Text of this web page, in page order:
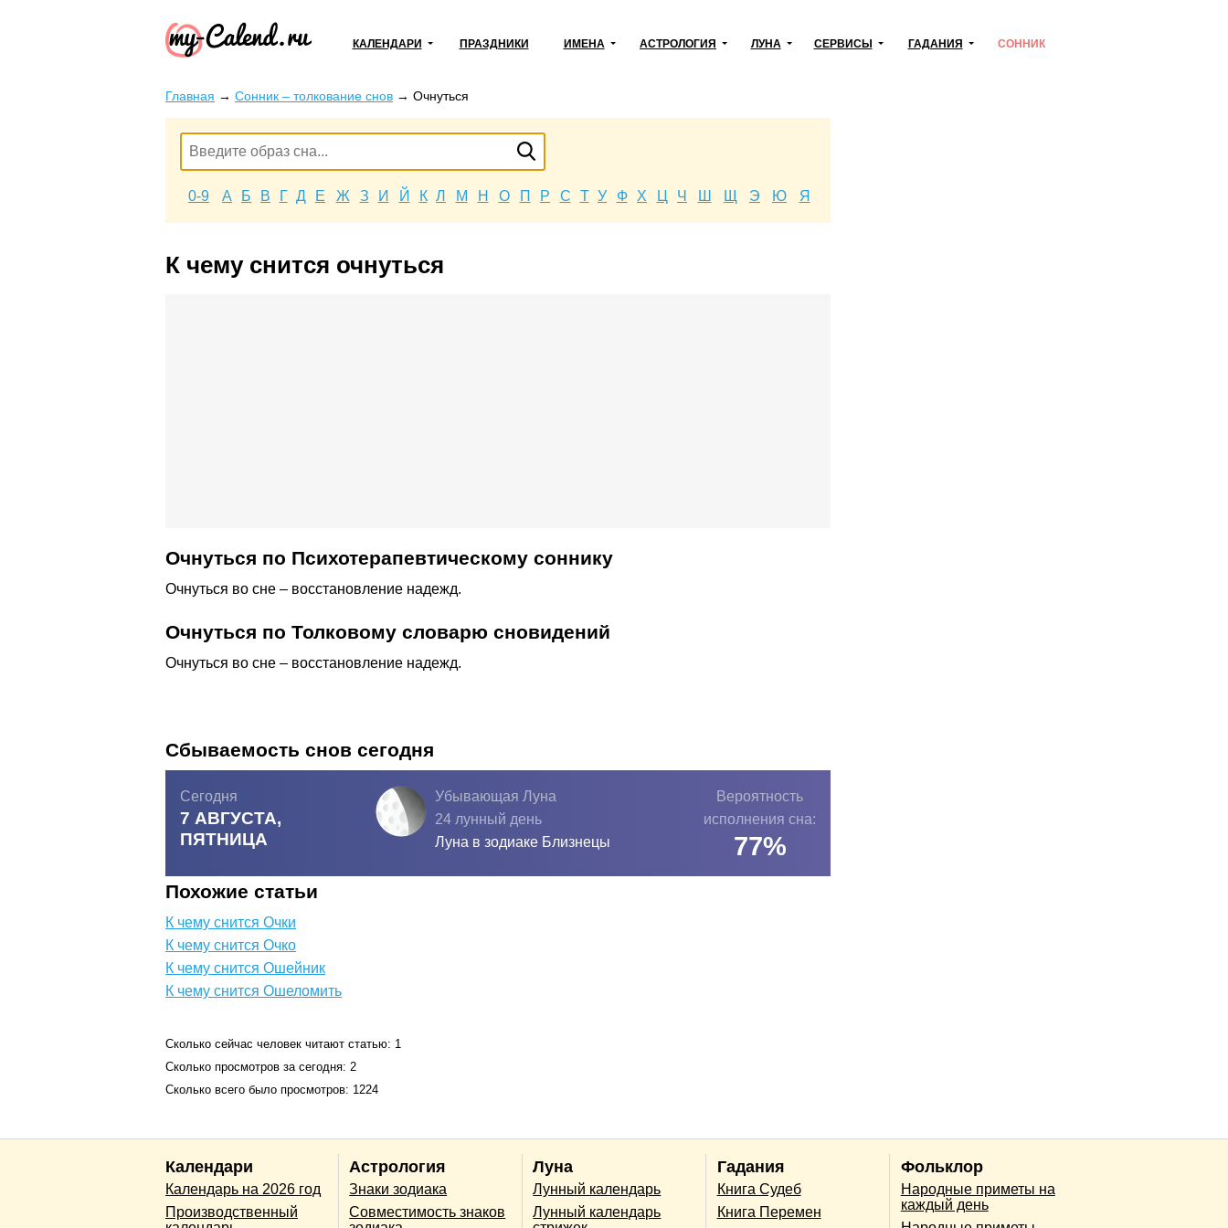
КАЛЕНДАРИ ПРАЗДНИКИ ИМЕНА АСТРОЛОГИЯ ЛУНА СЕРВИСЫ ГАДАНИЯ СОННИК
Главная → Сонник – толкование снов → Очнуться
0-9 А Б В Г Д Е Ж З И Й К Л М Н О П Р С Т У Ф Х Ц Ч Ш Щ Э Ю Я
К чему снится очнуться
Очнуться по Психотерапевтическому соннику
Очнуться во сне – восстановление надежд.
Очнуться по Толковому словарю сновидений
Очнуться во сне – восстановление надежд.
Сбываемость снов сегодня
Сегодня
7 АВГУСТА,
ПЯТНИЦА
Убывающая Луна
24 лунный день
Луна в зодиаке Близнецы
Вероятность
исполнения сна:
77%
Похожие статьи
К чему снится Очки
К чему снится Очко
К чему снится Ошейник
К чему снится Ошеломить
Сколько сейчас человек читают статью: 1
Сколько просмотров за сегодня: 2
Сколько всего было просмотров: 1224
Календари
Календарь на 2026 год
Производственный
Астрология
Знаки зодиака
Совместимость знаков
Луна
Лунный календарь
Лунный календарь
Гадания
Книга Судеб
Книга Перемен
Фольклор
Народные приметы на
каждый день